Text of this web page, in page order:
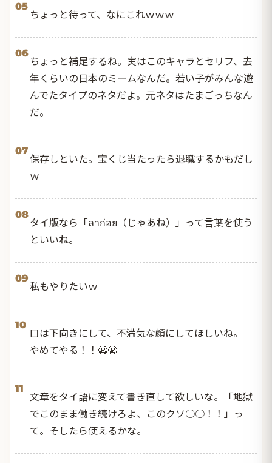
05
ちょっと待って、なにこれｗｗｗ
06
ちょっと補足するね。実はこのキャラとセリフ、去
年くらいの日本のミームなんだ。若い子がみんな遊
んでたタイプのネタだよ。元ネタはたまごっちなん
だ。
07
保存しといた。宝くじ当たったら退職するかもだし
ｗ
08
タイ版なら「ลาก่อย（じゃあね）」って言葉を使う
といいね。
09
私もやりたいｗ
10
口は下向きにして、不満気な顔にしてほしいね。
やめてやる！！😬😬
11
文章をタイ語に変えて書き直して欲しいな。「地獄
でこのまま働き続けろよ、このクソ○○！！」っ
て。そしたら使えるかな。